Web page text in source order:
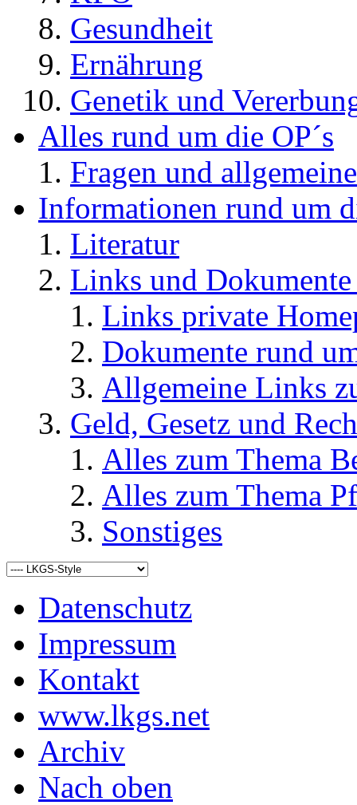
Gesundheit
Ernährung
Genetik und
Alles rund um die OP´s
Fragen und
Informationen rund um
Literatur
Links und
Links private
Dokumente rund
Allgemeine Links
Geld, Gesetz und
Alles zum Thema
Alles zum Thema
Sonstiges
Datenschutz
Impressum
Kontakt
www.lkgs.net
Archiv
Nach oben